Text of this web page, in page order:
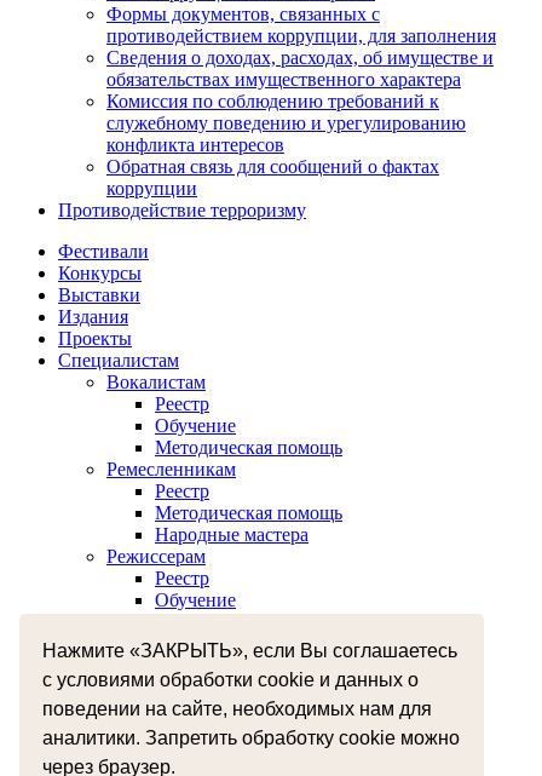
Нажмите «ЗАКРЫТЬ», если Вы соглашаетесь
с условиями обработки cookie и данных о
поведении на сайте, необходимых нам для
аналитики. Запретить обработку cookie можно
через браузер.
Формы документов, связанных с
противодействием коррупции, для заполнения
Сведения о доходах, расходах, об имуществе и
обязательствах имущественного характера
Комиссия по соблюдению требований к
служебному поведению и урегулированию
конфликта интересов
Обратная связь для сообщений о фактах
коррупции
Противодействие терроризму
Фестивали
Конкурсы
Выставки
Издания
Проекты
Специалистам
Вокалистам
Реестр
Обучение
Методическая помощь
Ремесленникам
Реестр
Методическая помощь
Народные мастера
Режиссерам
Реестр
Обучение
Реестр
Музыкантам
Реестр
Межнациональное сотрудничество
Независимая оценка качества оказания услуг